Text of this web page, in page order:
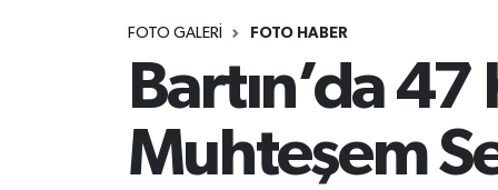
FOTO GALERI FOTO HABER
Bartın’da
Muhteşem